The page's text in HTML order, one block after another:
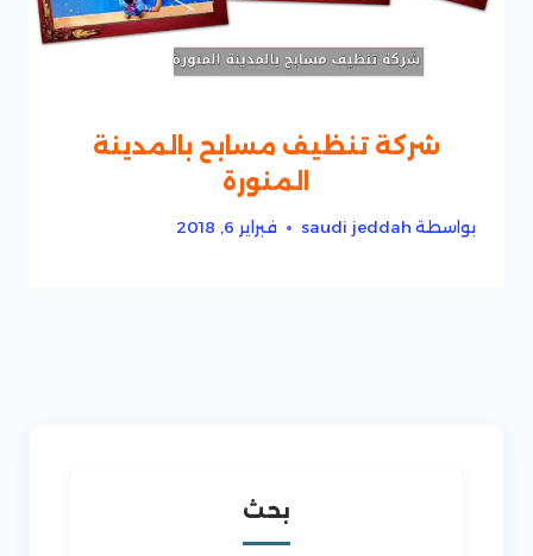
شركة تنظيف مسابح بالمدينة
المنورة
بواسطة saudi jeddah فبراير 6, 2018
بحث